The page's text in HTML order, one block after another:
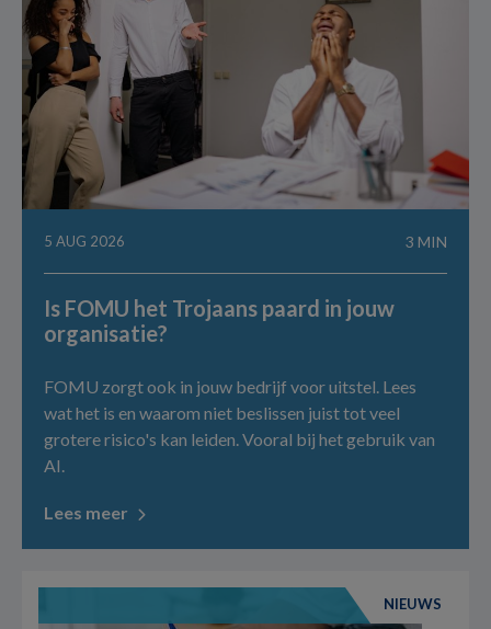
5 AUG 2026 3 MIN
Is FOMU het Trojaans paard in jouw
organisatie?
FOMU zorgt ook in jouw bedrijf voor uitstel. Lees
wat het is en waarom niet beslissen juist tot veel
grotere risico's kan leiden. Vooral bij het gebruik van
AI.
Lees meer
NIEUWS